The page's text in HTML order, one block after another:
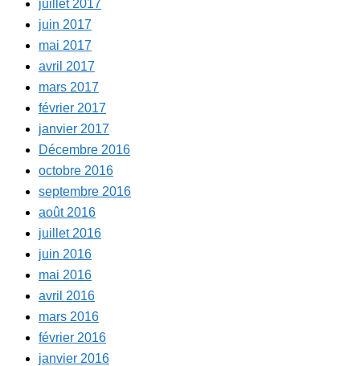
juillet 2017
juin 2017
mai 2017
avril 2017
mars 2017
février 2017
janvier 2017
Décembre 2016
octobre 2016
septembre 2016
août 2016
juillet 2016
juin 2016
mai 2016
avril 2016
mars 2016
février 2016
janvier 2016